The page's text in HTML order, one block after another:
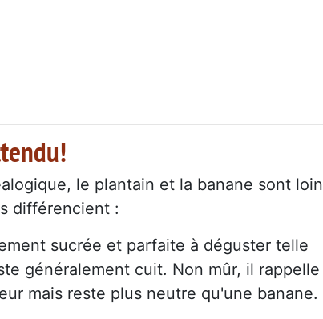
le plantain et la banane sont loin
différencient :
sucrée et parfaite à déguster telle
généralement cuit. Non mûr, il rappelle
mais reste plus neutre qu'une banane.